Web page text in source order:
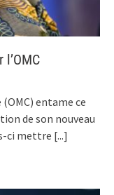
entame ce
de son nouveau
ci mettre [...]